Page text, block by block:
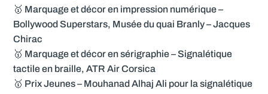
🥇 Marquage et décor en impression numérique –
Bollywood Superstars, Musée du quai Branly – Jacques
Chirac
🥇 Marquage et décor en sérigraphie – Signalétique
tactile en braille, ATR Air Corsica
🥇 Prix Jeunes – Mouhanad Alhaj Ali pour la signalétique